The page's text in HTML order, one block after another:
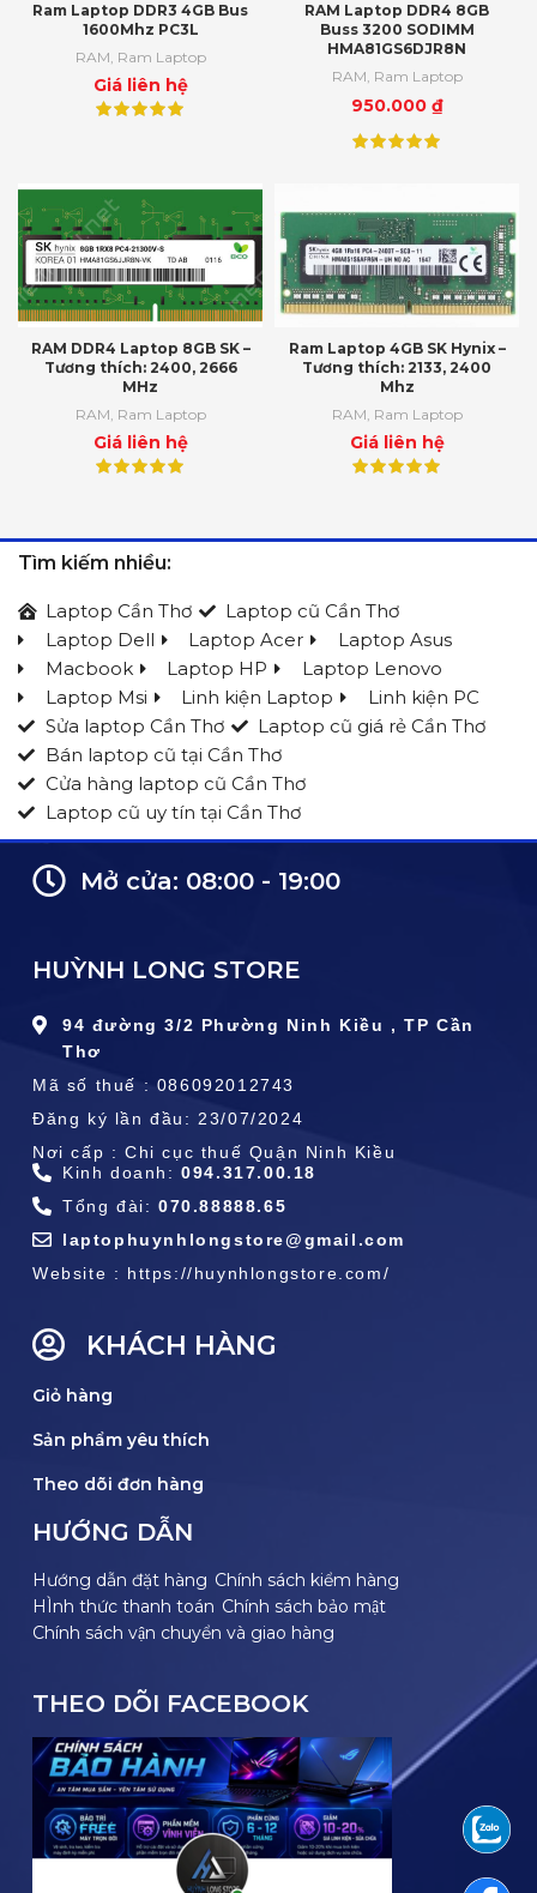
Ram Laptop DDR3 4GB Bus
1600Mhz PC3L
RAM, Ram Laptop
Giá liên hệ
RAM Laptop DDR4 8GB
Buss 3200 SODIMM
HMA81GS6DJR8N
RAM, Ram Laptop
950.000 ₫
RAM DDR4 Laptop 8GB SK –
Tương thích: 2400, 2666
MHz
RAM, Ram Laptop
Giá liên hệ
Ram Laptop 4GB SK Hynix –
Tương thích: 2133, 2400
Mhz
RAM, Ram Laptop
Giá liên hệ
Tìm kiếm nhiều:
Laptop Cần Thơ
Laptop cũ Cần Thơ
Laptop Dell
Laptop Acer
Laptop Asus
Macbook
Laptop HP
Laptop Lenovo
Laptop Msi
Linh kiện Laptop
Linh kiện PC
Sửa laptop Cần Thơ
Laptop cũ giá rẻ Cần Thơ
Bán laptop cũ tại Cần Thơ
Cửa hàng laptop cũ Cần Thơ
Laptop cũ uy tín tại Cần Thơ
Mở cửa: 08:00 - 19:00
HUỲNH LONG STORE
94 đường 3/2 Phường Ninh Kiều , TP Cần
Thơ
Mã số thuế : 086092012743
Đăng ký lần đầu: 23/07/2024
Nơi cấp : Chi cục thuế Quận Ninh Kiều
Kinh doanh:094.317.00.18
Tổng đài: 070.88888.65
laptophuynhlongstore@gmail.com
Website : https://huynhlongstore.com/
KHÁCH HÀNG
Giỏ hàng
Sản phẩm yêu thích
Theo dõi đơn hàng
HƯỚNG DẪN
Hướng dẫn đặt hàng Chính sách kiểm hàng
HÌnh thức thanh toán Chính sách bảo mật
Chính sách vận chuyển và giao hàng
THEO DÕI FACEBOOK